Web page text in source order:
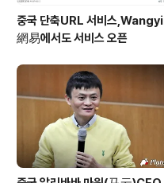
중국 단축URL 서비스,Wangyi
網易에서도 서비스 오픈